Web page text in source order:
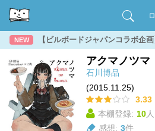
NEW 【ビルボードジャパンコラボ企
アクマノツマ
石川博品
(2015.11.25)
3.33
本棚登録: 10人
感想: 3件